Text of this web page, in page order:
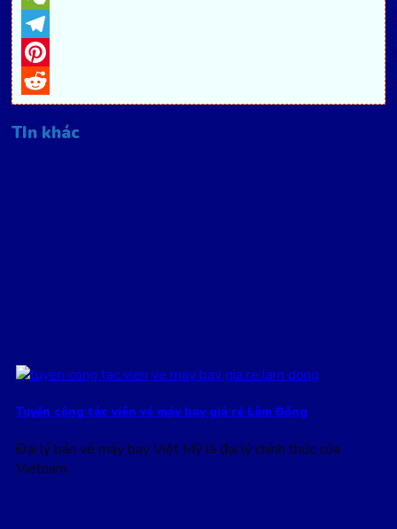
WeChat
Telegram
Pinterest
Reddit
TIn khác
Tuyển cộng tác viên vé máy bay giá rẻ Lâm Đồng
Đại lý bán vé máy bay Việt Mỹ là đại lý chính thức của
Vietnam